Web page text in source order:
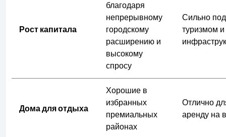
Рост капитала
благодаря
непрерывному
городскому
расширению и
высокому
спросу
Сильно
туризмом
Дома для отдыха
Хорошие в
избранных
премиальных
районах
Отлично
аренду на